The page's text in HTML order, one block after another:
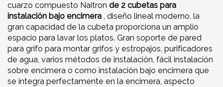
cuarzo compuesto Naitron de 2 cubetas para
instalación bajo encimera , diseño lineal moderno, la
gran capacidad de la cubeta proporciona un amplio
espacio para lavar los platos. Gran soporte de pared
para grifo para montar grifos y estropajos, purificadores
de agua, varios métodos de instalación, fácil instalación
sobre encimera o como instalación bajo encimera que
se integra perfectamente en la encimera, aspecto